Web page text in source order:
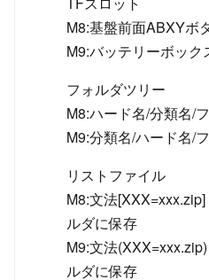
M8:基盤前面ABXYボ
M9:バッテリーボック
フォルダツリー
M8:ハード名/分類名/
M9:分類名/ハード名/
リストファイル
M8:文法
ルダに保存
M9:文法
ルダに保存